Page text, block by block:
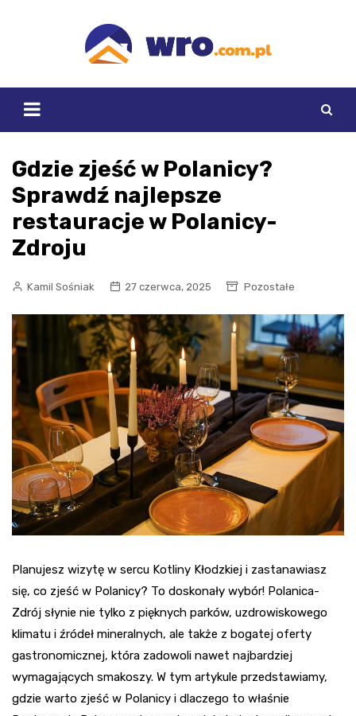
Gdzie zjeść w Polanicy?
Sprawdź najlepsze
restauracje w Polanicy-
Zdroju
Kamil Sośniak 27 czerwca, 2025 Pozostałe
Planujesz wizytę w sercu Kotliny Kłodzkiej i zastanawiasz
się, co zjeść w Polanicy? To doskonały wybór! Polanica-
Zdrój słynie nie tylko z pięknych parków, uzdrowiskowego
klimatu i źródeł mineralnych, ale także z bogatej oferty
gastronomicznej, która zadowoli nawet najbardziej
wymagających smakoszy. W tym artykule przedstawiamy,
gdzie warto zjeść w Polanicy i dlaczego to właśnie